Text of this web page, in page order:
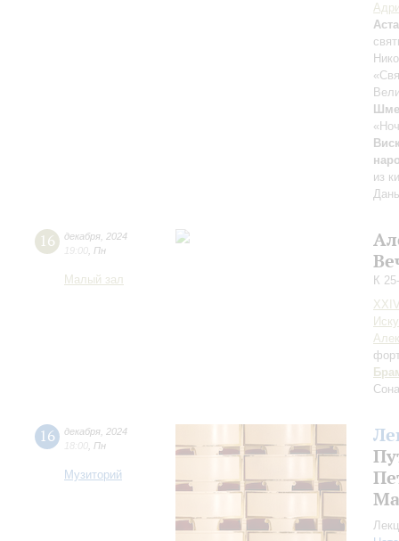
из
16 декабря 2024
19:00 Пн
Малый зал
К
16 декабря 2024
18:00 Пн
Музиторий